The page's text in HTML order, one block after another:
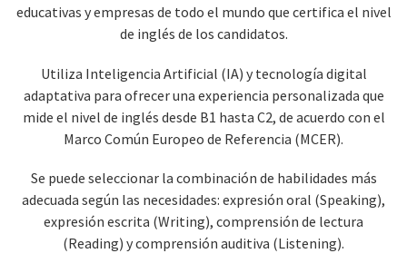
educativas y empresas de todo el mundo que certifica el nivel
de inglés de los candidatos.
Utiliza Inteligencia Artificial (IA) y tecnología digital
adaptativa para ofrecer una experiencia personalizada que
mide el nivel de inglés desde B1 hasta C2, de acuerdo con el
Marco Común Europeo de Referencia (MCER).
Se puede seleccionar la combinación de habilidades más
adecuada según las necesidades: expresión oral (Speaking),
expresión escrita (Writing), comprensión de lectura
(Reading) y comprensión auditiva (Listening).